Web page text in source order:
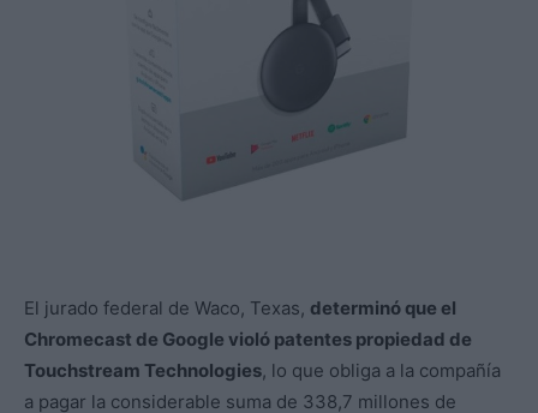
El jurado federal de Waco, Texas, determinó que el
Chromecast de Google violó patentes propiedad de
Touchstream Technologies, lo que obliga a la compañía
a pagar la considerable suma de 338,7 millones de